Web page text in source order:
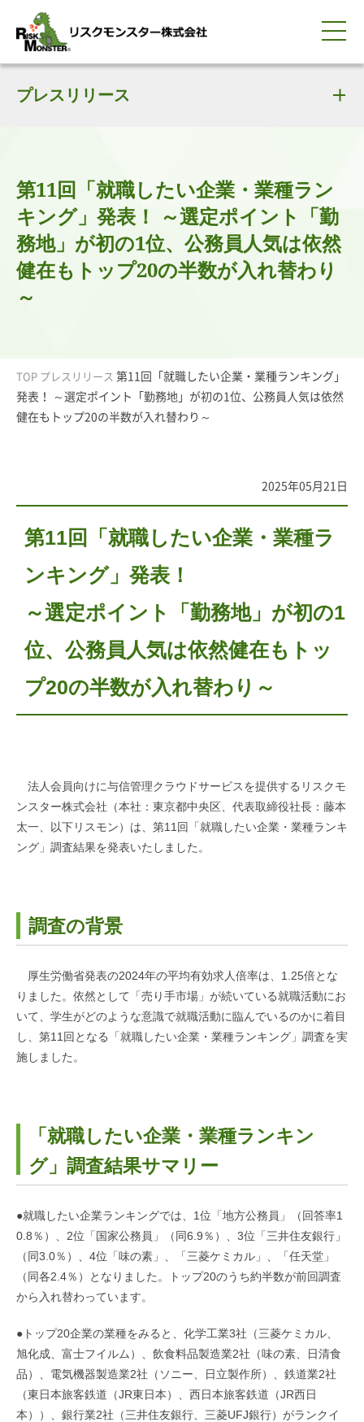
サービス紹介
選ばれる理由
知る・学ぶ
導入事例
企業情報
採用情報
IR情報
お問い合わせ
0120-259-440
平日9:00-18:00(土日祝除く)
プレスリリース
第11回「就職したい企業・業種ラン
キング」発表！ ～選定ポイント「勤
務地」が初の1位、公務員人気は依然
健在もトップ20の半数が入れ替わり
～
TOP プレスリリース 第11回「就職したい企業・業種ランキング」
発表！ ～選定ポイント「勤務地」が初の1位、公務員人気は依然
健在もトップ20の半数が入れ替わり～
2025年05月21日
第11回「就職したい企業・業種ラ
ンキング」発表！
～選定ポイント「勤務地」が初の1
位、公務員人気は依然健在もトッ
プ20の半数が入れ替わり～
法人会員向けに与信管理クラウドサービスを提供するリスクモ
ンスター株式会社（本社：東京都中央区、代表取締役社長：藤本
太一、以下リスモン）は、第11回「就職したい企業・業種ランキ
ング」調査結果を発表いたしました。
調査の背景
厚生労働省発表の2024年の平均有効求人倍率は、1.25倍とな
りました。依然として「売り手市場」が続いている就職活動にお
いて、学生がどのような意識で就職活動に臨んでいるのかに着目
し、第11回となる「就職したい企業・業種ランキング」調査を実
施しました。
「就職したい企業・業種ランキン
グ」調査結果サマリー
●就職したい企業ランキングでは、1位「地方公務員」（回答率1
0.8％）、2位「国家公務員」（同6.9％）、3位「三井住友銀行」
（同3.0％）、4位「味の素」、「三菱ケミカル」、「任天堂」
（同各2.4％）となりました。トップ20のうち約半数が前回調査
から入れ替わっています。
●トップ20企業の業種をみると、化学工業3社（三菱ケミカル、
旭化成、富士フイルム）、飲食料品製造業2社（味の素、日清食
品）、電気機器製造業2社（ソニー、日立製作所）、鉄道業2社
（東日本旅客鉄道（JR東日本）、西日本旅客鉄道（JR西日
本））、銀行業2社（三井住友銀行、三菱UFJ銀行）がランクイ